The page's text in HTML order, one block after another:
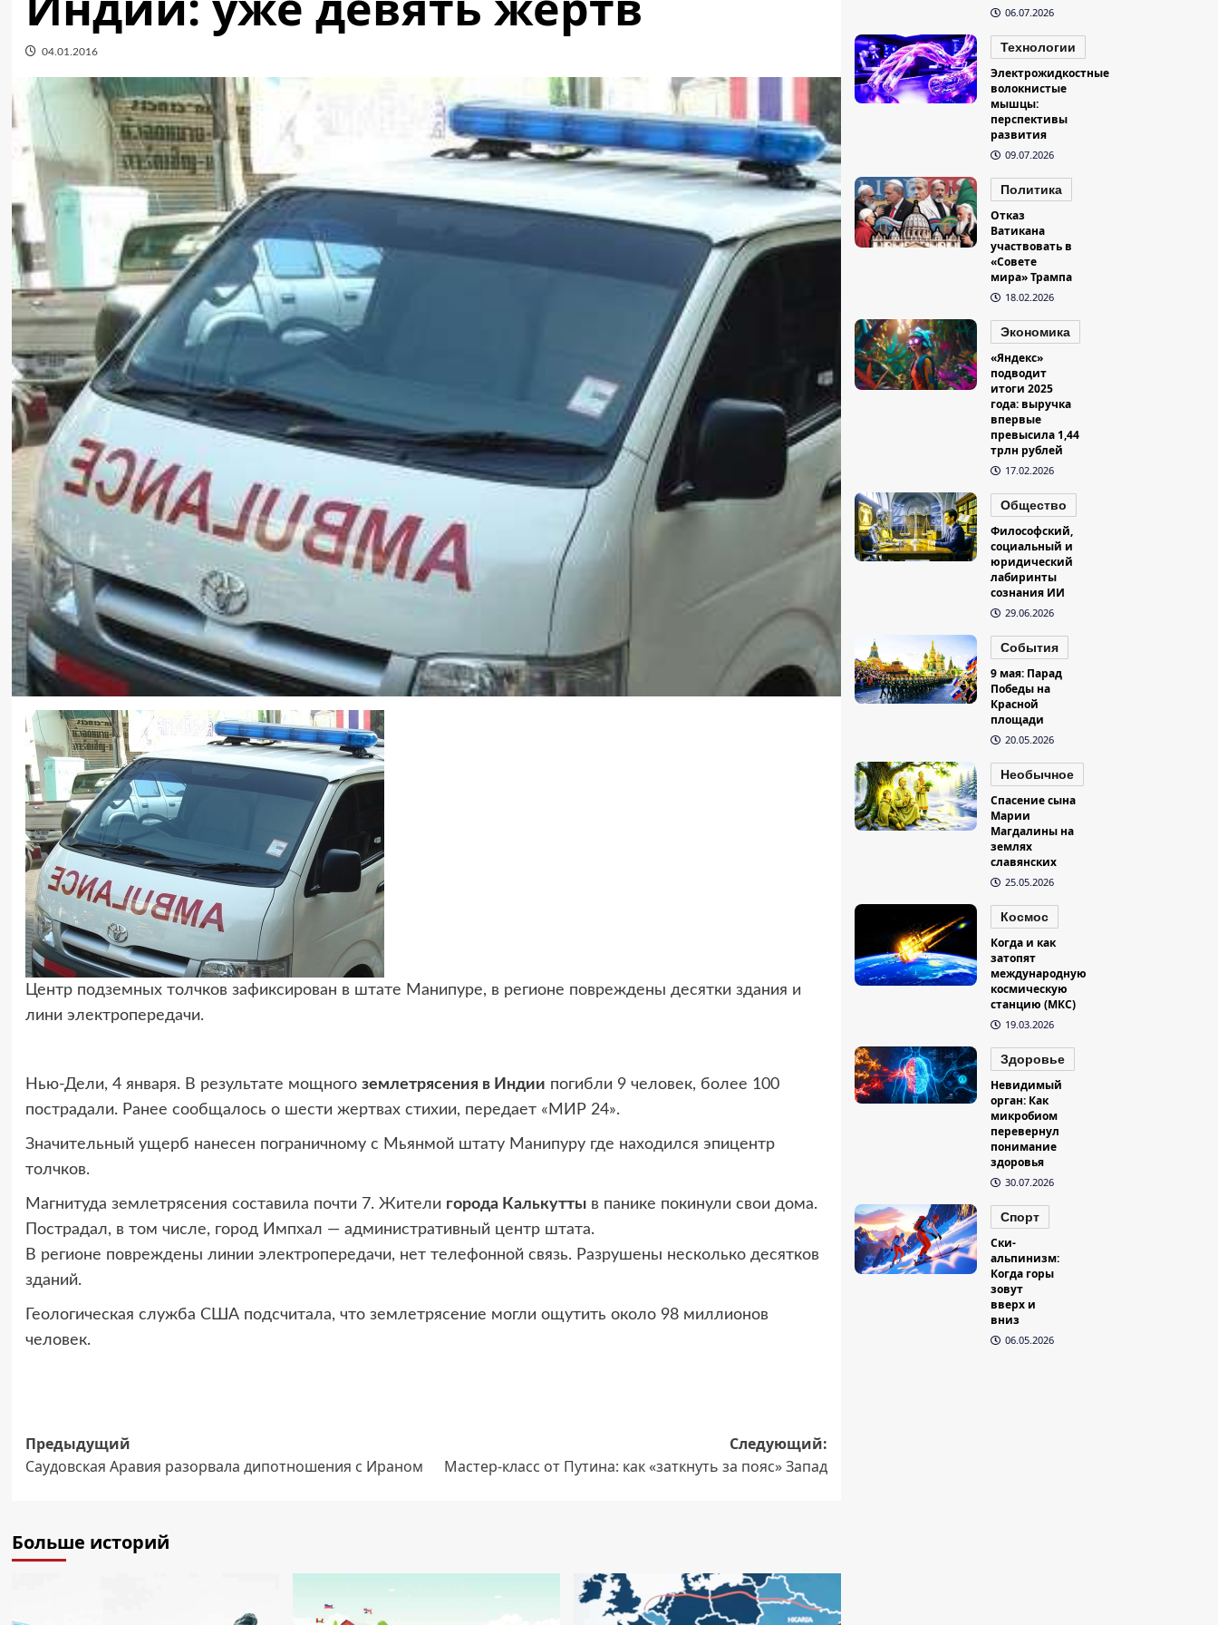
04.01.2016
Центр подземных толчков зафиксирован в штате Манипуре, в регионе повреждены десятки здания и
лини электропередачи.
Нью-Дели, 4 января. В результате мощного землетрясения в Индии погибли 9 человек, более 100
пострадали. Ранее сообщалось о шести жертвах стихии, передает «МИР 24».
Значительный ущерб нанесен пограничному с Мьянмой штату Манипуру где находился эпицентр
толчков.
Магнитуда землетрясения составила почти 7. Жители города Калькуттыв панике покинули свои дома.
Пострадал, в том числе, город Импхал — административный центр штата.
В регионе повреждены линии электропередачи, нет телефонной связь. Разрушены несколько десятков
зданий.
Геологическая служба США подсчитала, что землетрясение могли ощутить около 98 миллионов
человек.
Навигация
записи
Предыдущий
Саудовская Аравия разорвала дипотношения с Ираном
Следующий:
Мастер-класс от Путина: как «заткнуть за пояс» Запад
Больше историй
06.07.2026
Технологии
Электрожидкостные
волокнистые
мышцы:
перспективы
развития
09.07.2026
Политика
Отказ
Ватикана
участвовать в
«Совете
мира» Трампа
18.02.2026
Экономика
«Яндекс»
подводит
итоги 2025
года: выручка
впервые
превысила 1,44
трлн рублей
17.02.2026
Общество
Философский,
социальный и
юридический
лабиринты
сознания ИИ
29.06.2026
События
9 мая: Парад
Победы на
Красной
площади
20.05.2026
Необычное
Спасение сына
Марии
Магдалины на
землях
славянских
25.05.2026
Космос
Когда и как
затопят
международную
космическую
станцию (МКС)
19.03.2026
Здоровье
Невидимый
орган: Как
микробиом
перевернул
понимание
здоровья
30.07.2026
Спорт
Ски-
альпинизм:
Когда горы
зовут
вверх и
вниз
06.05.2026